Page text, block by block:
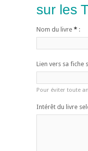
sur les
Nom du livre * :
Lien vers sa fiche
Pour éviter toute
Intérêt du livre